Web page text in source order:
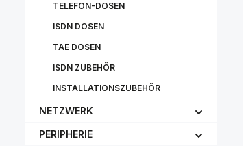
TELEFON-DOSEN
ISDN DOSEN
TAE DOSEN
ISDN ZUBEHÖR
INSTALLATIONSZUBEHÖR
NETZWERK
PERIPHERIE